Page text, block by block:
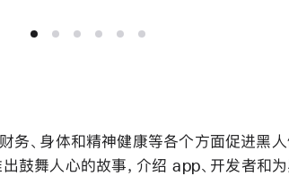
务、身体和精神健康等各个方面促进黑
鼓舞人心的故事，介绍 app、开发者和